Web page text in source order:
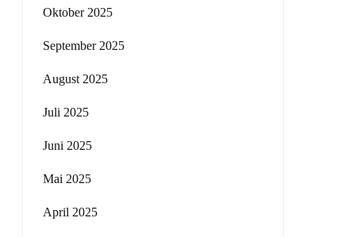
Oktober 2025
September 2025
August 2025
Juli 2025
Juni 2025
Mai 2025
April 2025